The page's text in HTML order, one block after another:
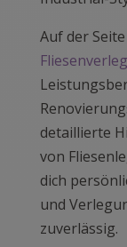
Auf der
detaillierte
von
dich
und
zuverlässig.